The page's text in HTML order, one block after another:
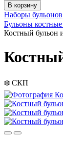
В корзину
Наборы бульонов
Бульоны
Костный бульон
❄️ СКП